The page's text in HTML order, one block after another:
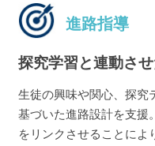
進路指導
探究学習と連動さ
生徒の興味や関心、探究
基づいた進路設計を支援
をリンクさせることによ